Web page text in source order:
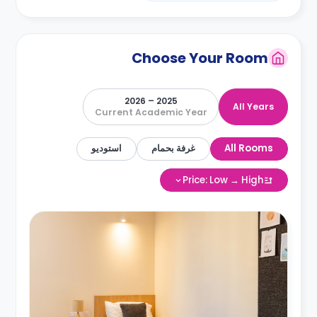
Choose Your Room
All Years
2025 – 2026
Current Academic Year
All Rooms غرفة بحمام استوديو
Price: Low → High